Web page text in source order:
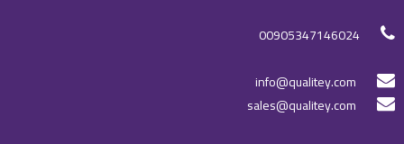
00905347146024
info@qualitey.com
sales@qualitey.com